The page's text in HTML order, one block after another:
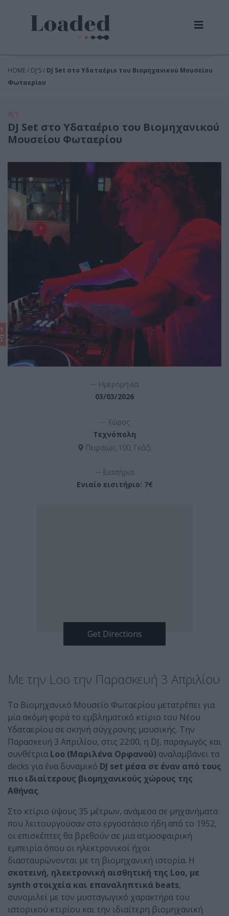
HOME / DJ'S / DJ Set στο Υδαταέριο του Βιομηχανικού Μουσείου
Φωταερίου
dj's
DJ Set στο Υδαταέριο του Βιομηχανικού
Μουσείου Φωταερίου
Ημερομηνία
03/03/2026
Χώρος
Τεχνόπολη
Πειραιώς 100, Γκάζι
Εισιτήρια
Ενιαίο εισιτήριο: 7€
Με την Loo την Παρασκευή 3 Απριλίου
Το Βιομηχανικό Μουσείο Φωταερίου μετατρέπει για
μία ακόμη φορά το εμβληματικό κτίριο του Νέου
Υδαταερίου σε σκηνή σύγχρονης μουσικής. Την
Παρασκευή 3 Απριλίου, στις 22:00, η DJ, παραγωγός και
συνθέτρια Loo (Μαριλένα Ορφανού) αναλαμβάνει τα
decks για ένα δυναμικό DJ set μέσα σε έναν από τους
πιο ιδιαίτερους βιομηχανικούς χώρους της
Αθήνας.
Στο κτίριο ύψους 35 μέτρων, ανάμεσα σε μηχανήματα
που λειτουργούσαν στο εργοστάσιο ήδη από το 1952,
οι επισκέπτες θα βρεθούν σε μια ατμοσφαιρική
εμπειρία όπου οι ηλεκτρονικοί ήχοι
διασταυρώνονται με τη βιομηχανική ιστορία. Η
σκοτεινή, ηλεκτρονική αισθητική της Loo, με
synth στοιχεία και επαναληπτικά beats,
συνομιλεί με τον μυσταγωγικό χαρακτήρα του
ιστορικού κτιρίου και την ιδιαίτερη βιομηχανική